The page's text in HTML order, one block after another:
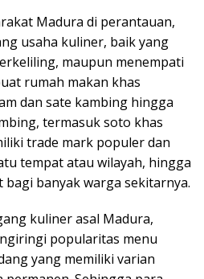
Madura di perantauan,
usaha kuliner, baik yang
maupun menempati
rumah makan khas
dan sate kambing hingga
termasuk soto khas
trade mark populer dan
tempat atau wilayah, hingga
banyak warga sekitarnya.
kuliner asal Madura,
popularitas menu
yang memiliki varian